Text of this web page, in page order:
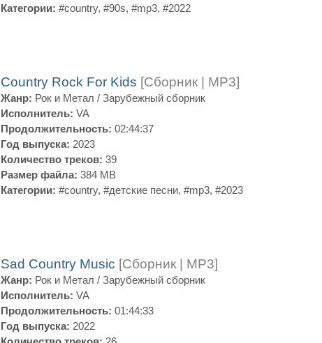
Категории: #country, #90s, #mp3, #2022
Country Rock For Kids [Сборник | MP3]
Жанр: Рок и Метал / Зарубежный сборник
Исполнитель: VA
Продолжительность: 02:44:37
Год выпуска: 2023
Количество треков: 39
Размер файла: 384 MB
Категории: #country, #детские песни, #mp3, #2023
Sad Country Music [Сборник | MP3]
Жанр: Рок и Метал / Зарубежный сборник
Исполнитель: VA
Продолжительность: 01:44:33
Год выпуска: 2022